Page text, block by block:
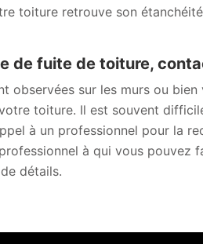
toiture retrouve son
de fuite de toiture,
observées sur les murs ou
toiture. Il est souvent
à un professionnel pour la
à qui vous
détails.